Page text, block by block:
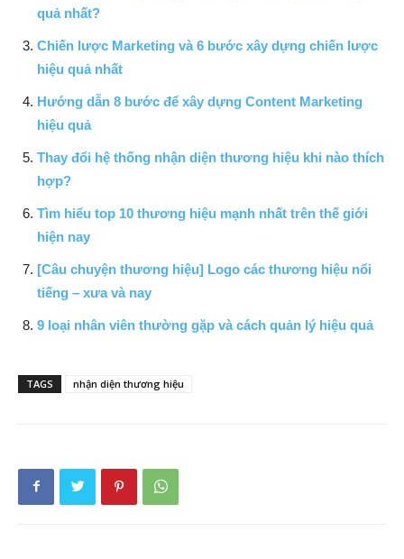
quả nhất?
Chiến lược Marketing và 6 bước xây dựng chiến lược
hiệu quả nhất
Hướng dẫn 8 bước để xây dựng Content Marketing
hiệu quả
Thay đổi hệ thống nhận diện thương hiệu khi nào thích
hợp?
Tìm hiểu top 10 thương hiệu mạnh nhất trên thế giới
hiện nay
[Câu chuyện thương hiệu] Logo các thương hiệu nổi
tiếng – xưa và nay
9 loại nhân viên thường gặp và cách quản lý hiệu quả
TAGS nhận diện thương hiệu